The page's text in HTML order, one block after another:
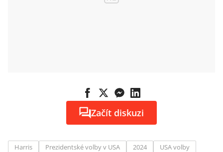
Začít diskuzi
Harris Prezidentské volby v USA 2024
USA volby